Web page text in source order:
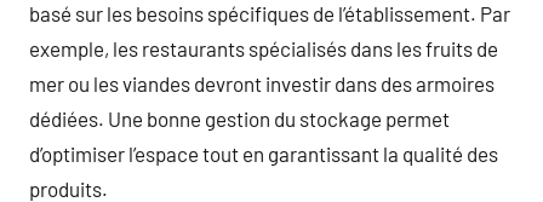
basé sur les besoins spécifiques de l’établissement. Par
exemple, les restaurants spécialisés dans les fruits de
mer ou les viandes devront investir dans des armoires
dédiées. Une bonne gestion du stockage permet
d’optimiser l’espace tout en garantissant la qualité des
produits.